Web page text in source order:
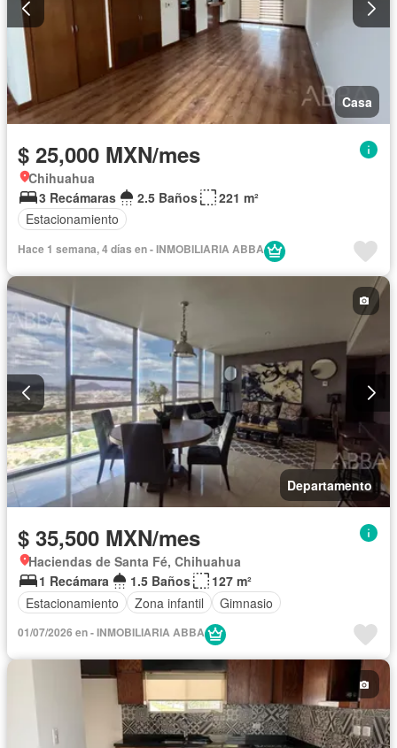
Casa
$ 25,000 MXN/mes
Chihuahua
3 Recámaras
2.5 Baños
221 m²
Estacionamiento
Hace 1 semana, 4 días en - INMOBILIARIA ABBA
Departamento
$ 35,500 MXN/mes
Haciendas de Santa Fé, Chihuahua
1 Recámara
1.5 Baños
127 m²
Estacionamiento
Zona infantil Gimnasio
01/07/2026 en - INMOBILIARIA ABBA